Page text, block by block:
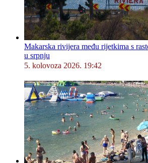
Makarska rivijera među rijetkima s
u srpnju
5. kolovoza 2026. 19:42